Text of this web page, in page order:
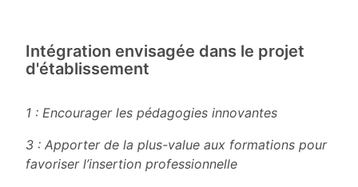
Intégration envisagée dans le projet
d'établissement
1 : Encourager les pédagogies innovantes
3 : Apporter de la plus-value aux formations pour
favoriser l’insertion professionnelle